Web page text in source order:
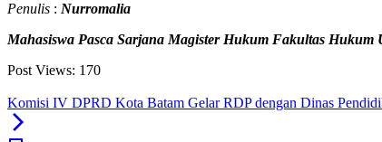
Penulis : Nurromalia
Mahasiswa Pasca Sarjana Magister Hukum Fakultas Hukum
Post Views: 170
Komisi IV DPRD Kota Batam Gelar RDP dengan Dinas